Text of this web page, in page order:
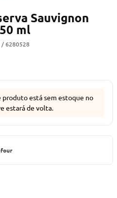
Sauvignon
ml
/ 6280528
está sem estoque no
estará de volta.